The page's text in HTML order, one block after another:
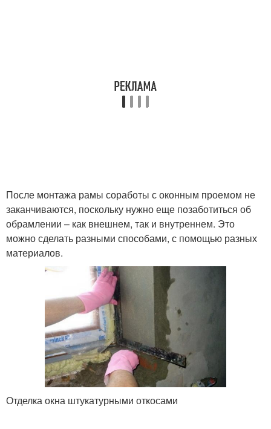
После монтажа рамы соработы с оконным проемом не
заканчиваются, поскольку нужно еще позаботиться об
обрамлении – как внешнем, так и внутреннем. Это
можно сделать разными способами, с помощью разных
материалов.
Отделка окна штукатурными откосами